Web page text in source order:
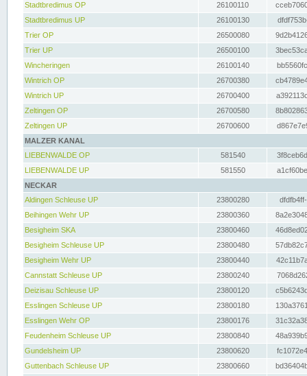
Stadtbredimus OP
26100110
Stadtbredimus UP
26100130
Trier OP
26500080
Trier UP
26500100
Wincheringen
26100140
Wintrich OP
26700380
Wintrich UP
26700400
Zeltingen OP
26700580
Zeltingen UP
26700600
MALZER KANAL
LIEBENWALDE OP
581540
LIEBENWALDE UP
581550
NECKAR
Aldingen Schleuse UP
23800280
Beihingen Wehr UP
23800360
Besigheim SKA
23800460
Besigheim Schleuse UP
23800480
Besigheim Wehr UP
23800440
Cannstatt Schleuse UP
23800240
Deizisau Schleuse UP
23800120
Esslingen Schleuse UP
23800180
Esslingen Wehr OP
23800176
Feudenheim Schleuse UP
23800840
Gundelsheim UP
23800620
Guttenbach Schleuse UP
23800660